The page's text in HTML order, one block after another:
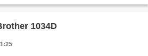
1034D